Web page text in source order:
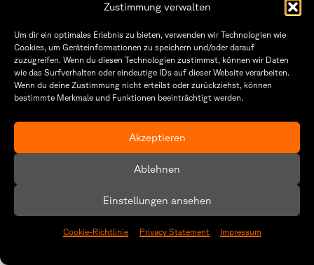
Zustimmung verwalten
Um dir ein optimales Erlebnis zu bieten, verwenden wir Technologien wie
Cookies, um Geräteinformationen zu speichern und/oder darauf
zuzugreifen. Wenn du diesen Technologien zustimmst, können wir Daten
wie das Surfverhalten oder eindeutige IDs auf dieser Website verarbeiten.
Wenn du deine Zustimmung nicht erteilst oder zurückziehst, können
bestimmte Merkmale und Funktionen beeinträchtigt werden.
Akzeptieren
Ablehnen
Einstellungen ansehen
Cookie-Richtlinie Privacy Statement Impressum
It’s not THAT complicated!